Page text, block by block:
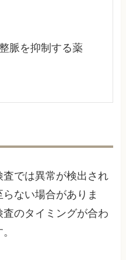
脈を抑制する薬
では異常が検出され
ない場合がありま
のタイミングが合わ